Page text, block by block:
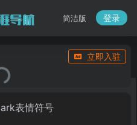
简洁版 登录
立即入驻